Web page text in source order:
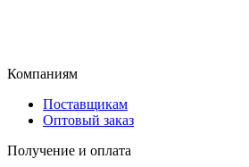
Компаниям
Поставщикам
Оптовый заказ
Получение и оплата